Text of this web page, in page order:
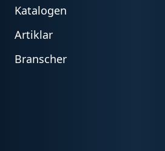
Katalogen
Artiklar
Branscher